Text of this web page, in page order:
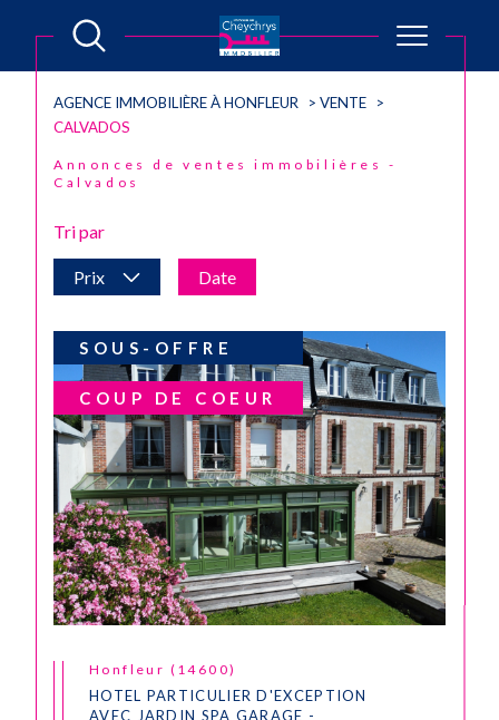
AGENCE IMMOBILIÈRE À HONFLEUR
VENTE
CALVADOS
Annonces de ventes immobilières -
Calvados
Tri par
Prix Date
SOUS-OFFRE
COUP DE COEUR
Honfleur (14600)
HOTEL PARTICULIER D'EXCEPTION
AVEC JARDIN SPA GARAGE -